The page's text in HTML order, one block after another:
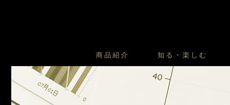
商品紹介
プリン・ゼリー
サマーギフトセット
知る・楽しむ
カスタードプリンのこだわり
フルーツオブフルーツのこだわり
太陽のガレット
キツネとレモン
会社情報新卒採用
商品・店舗についてのお問い合わせ